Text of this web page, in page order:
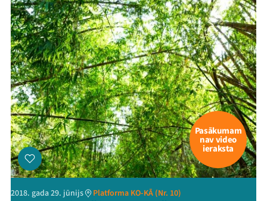
Pasākumam
nav video
ieraksta
2018. gada 29. jūnijs Platforma KO-KĀ (Nr. 10)